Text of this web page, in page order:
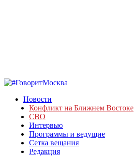
Новости
Конфликт на Ближнем Востоке
СВО
Интервью
Программы и ведущие
Сетка вещания
Редакция